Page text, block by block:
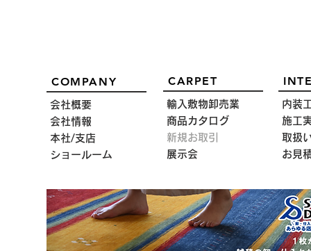
COMPANY
会社概要
会社情報
本社/支店
ショールーム
CARPET
輸入敷物卸売業
商品カタログ
新規お取引
展示会
内装
施工
取扱
お見